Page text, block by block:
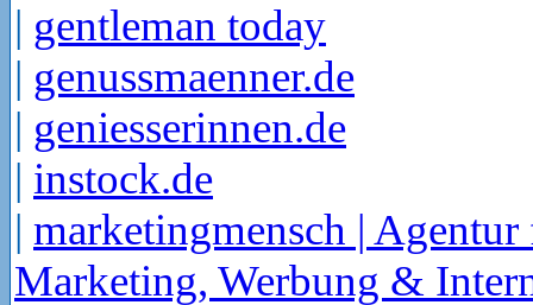
| gentleman today
| genussmaenner.de
| geniesserinnen.de
| instock.de
| marketingmensch | Agentur
Marketing, Werbung &